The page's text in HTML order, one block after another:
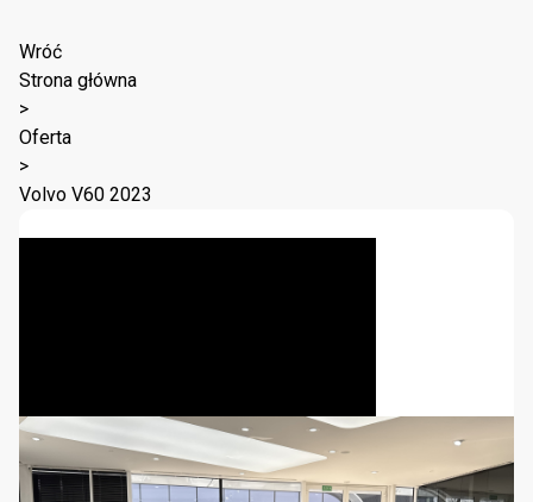
Wróć
Strona główna
>
Oferta
>
Volvo V60 2023